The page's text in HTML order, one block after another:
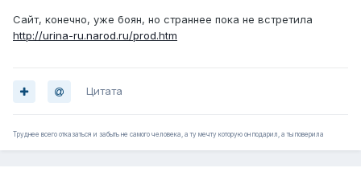
Сайт, конечно, уже боян, но страннее пока не встретила
http://urina-ru.narod.ru/prod.htm
Цитата
Труднее всего отказаться и забыть не самого человека, а ту мечту которую он подарил, а ты поверила